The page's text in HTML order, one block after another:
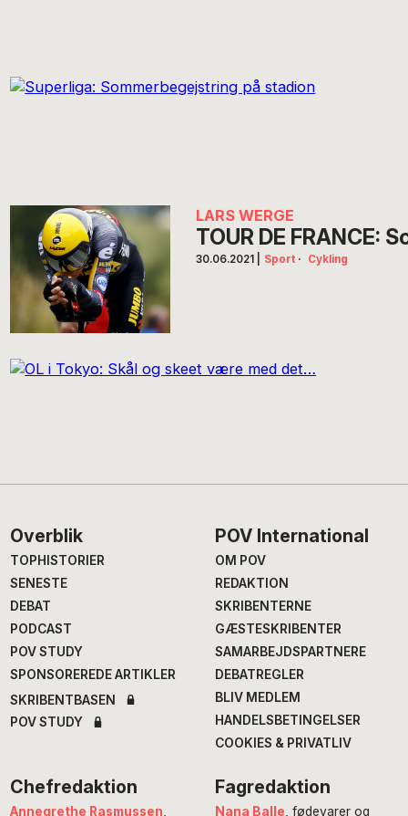
LARS WERGE
TOUR DE FRANCE:
30.06.2021 Sport · Cykling
Footer
Overblik
TOPHISTORIER
SENESTE
DEBAT
PODCAST
POV STUDY
SPONSOREREDE ARTIKLER
SKRIBENTBASEN
POV STUDY
POV International
OM POV
REDAKTION
SKRIBENTERNE
GÆSTESKRIBENTER
SAMARBEJDSPARTNERE
DEBATREGLER
BLIV MEDLEM
HANDELSBETINGELSER
COOKIES & PRIVATLIV
Chefredaktion
Annegrethe Rasmussen
Fagredaktion
Nana Balle , fødevarer og